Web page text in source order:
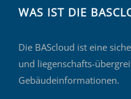
WAS IST DIE
Die BAScloud ist eine
und liegenschafts-
Gebäudeinformationen.